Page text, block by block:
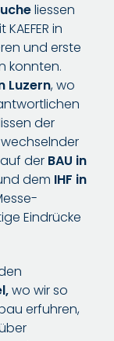
liessen
in
und erste
konnten.
Luzern, wo
der
der BAU in
dem IHF in
Eindrücke
wo wir so
erfuhren,